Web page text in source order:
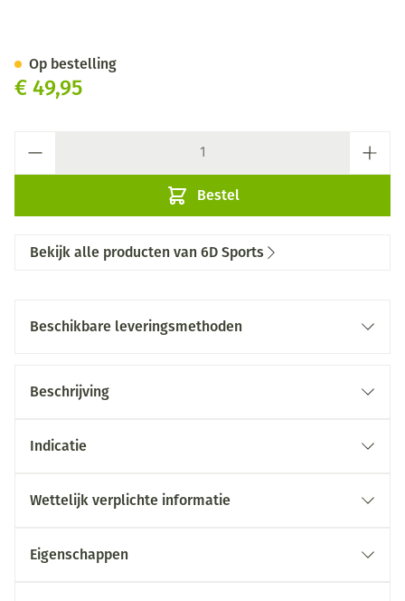
€ 49,95
Bestel
Op bestelling
Bekijk alle producten van 6D Sports
Beschikbare leveringsmethoden
Beschrijving
Indicatie
Wettelijk verplichte informatie
Eigenschappen